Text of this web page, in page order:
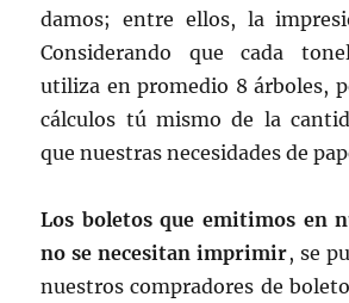
damos; entre ellos, la
Considerando que cada
utiliza en promedio 8 árboles,
cálculos tú mismo de la
que nuestras necesidades de
Los boletos que emitimos en
no se necesitan imprimir, se
nuestros compradores de